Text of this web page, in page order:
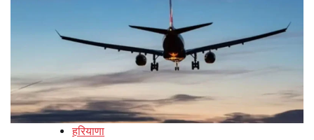
हरियाणा